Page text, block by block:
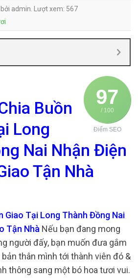
admin. Lượt xem: 567
97
/ 100
Điểm SEO
Buồn
Long
Nai Nhận Điện
Tận Nhà
Giao Tại Long Thành Đồng Nai
Tận Nhà Nếu bạn đang mong
người đấy, bạn muốn đưa gắm
thân mình tới thành viên đó &
thông sang một bó hoa tươi vui.